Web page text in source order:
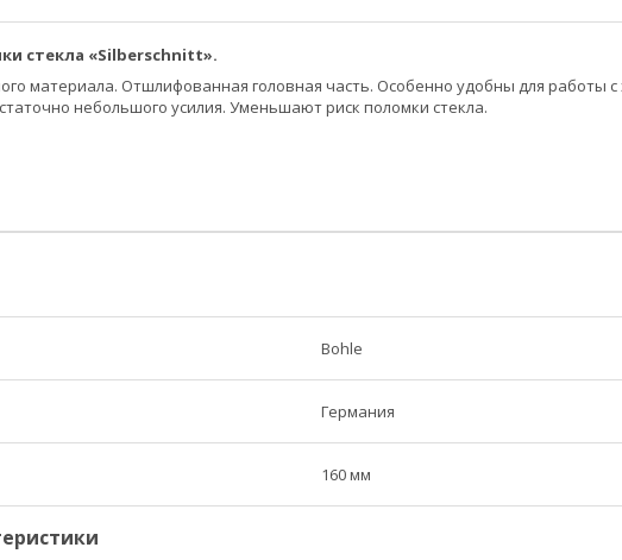
стекла «Silberschnitt».
материала. Отшлифованная головная часть. Особенно удобны для работы
небольшого усилия. Уменьшают риск поломки стекла.
Bohle
Германия
160 мм